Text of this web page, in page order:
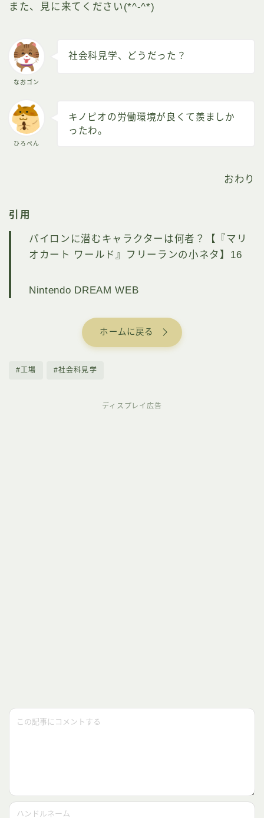
また、見に来てください(*^-^*)
なおゴン
社会科見学、どうだった？
ひろぺん
キノピオの労働環境が良くて羨ましか
ったわ。
おわり
引用
パイロンに潜むキャラクターは何者？【『マリ
オカート ワールド』フリーランの小ネタ】16
Nintendo DREAM WEB
ホームに戻る
#工場 #社会科見学
ディスプレイ広告